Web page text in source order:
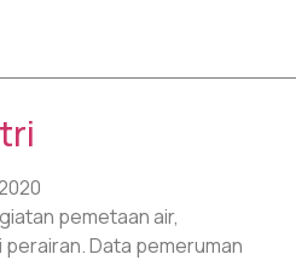
pemetaan air,
Data pemeruman